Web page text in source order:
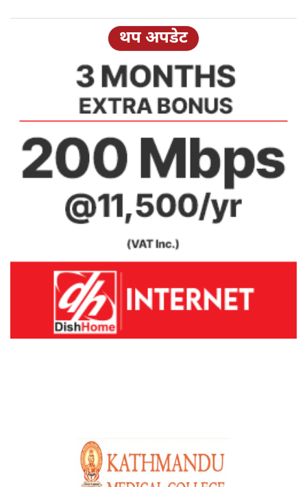
थप अपडेट